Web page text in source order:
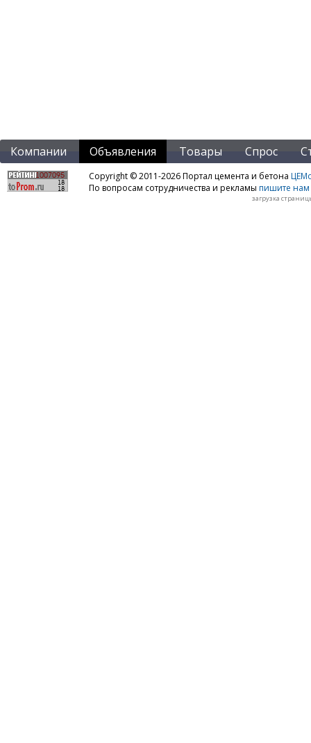
Компании Объявления Товары Спрос
Copyright © 2011-2026 Портал цемента и бетона
По вопросам сотрудничества и рекламы пишите нам
загрузка